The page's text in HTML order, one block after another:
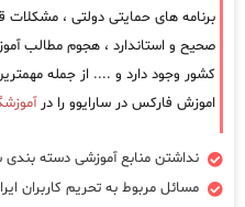
برنامه های حمایتی دولتی ، مشکلات
صحیح و استاندارد ، هجوم مطالب
کشور وجود دارد و .... از جمله
اموزش فارکس در سارایوو را در
نداشتن منابع آموزشی دسته
مسائل مربوط به تحریم کاربران